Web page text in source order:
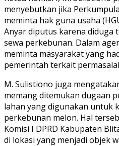
menyebutkan jika
meminta hak guna usaha
Anyar diputus karena diduga
sewa perkebunan. Dalam
meminta masyarakat yang
pemerintah terkait
M. Sulistiono juga
memang ditemukan dugaan
lahan yang digunakan untuk
perkebunan melon. Hal
Komisi I DPRD Kabupaten
di lokasi yang menjadi objek